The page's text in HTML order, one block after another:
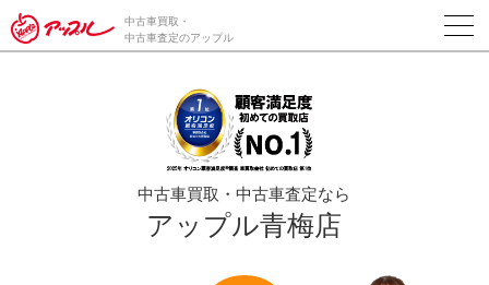
/*ABテスト_新規査定フォームの為のCVボタン*/
中古車買取・
中古車査定のアップル
中古車買取・中古車査定なら
アップル青梅店